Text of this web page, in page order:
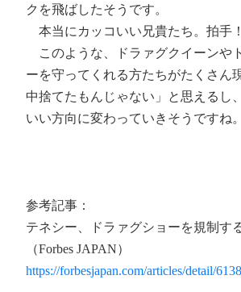
クを飛ばしたそうです。
本当にカッコいい兄貴たち。拍手
このような、ドラァグクイーンや
ーを守ってくれる方たちがたくさん
中捨てたもんじゃない」と思えるし
いい方向に変わっていきそうですね。
参考記事：
テネシー、ドラァグショーを規制す
（Forbes JAPAN）
https://forbesjapan.com/articles/detail/